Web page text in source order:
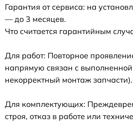
Гарантия от сервиса: на
— до 3 месяцев.
Что считается гарантийным
Для работ: Повторное
напрямую связан с
некорректный монтаж запчасти).
Для комплектующих:
строя, отказ в работе или